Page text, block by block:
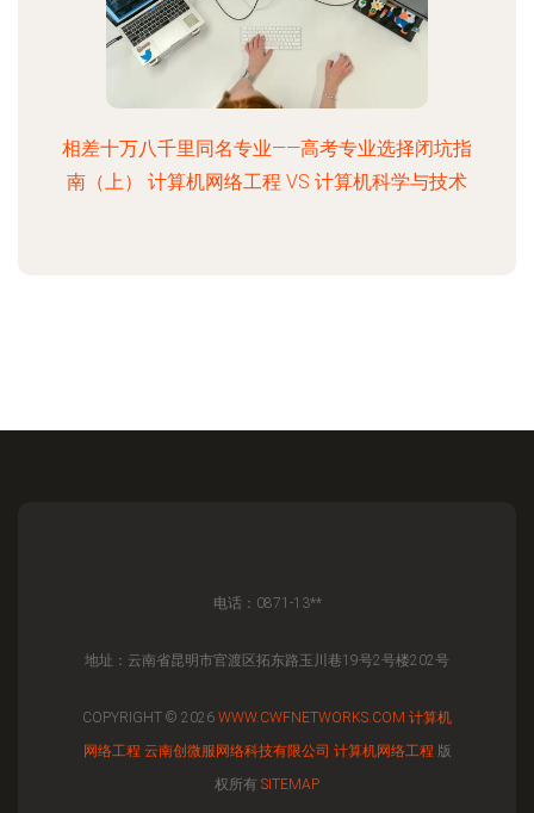
相差十万八千里同名专业——高考专业选择闭坑指
南（上） 计算机网络工程 VS 计算机科学与技术
电话：0871-13**
地址：云南省昆明市官渡区拓东路玉川巷19号2号楼202号
COPYRIGHT © 2026 WWW.CWFNETWORKS.COM 计算机
网络工程 云南创微服网络科技有限公司 计算机网络工程 版
权所有 SITEMAP